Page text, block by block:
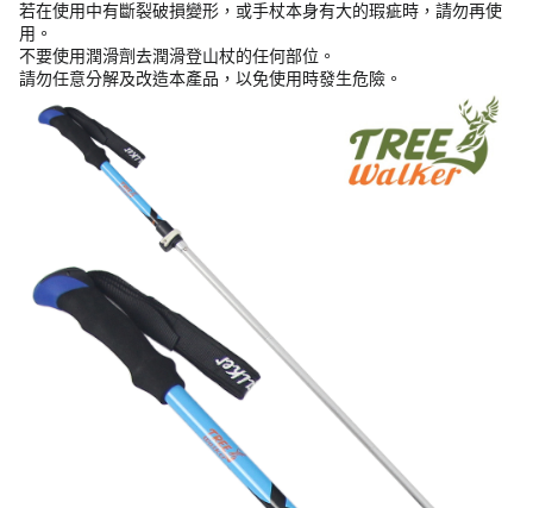
若在使用中有斷裂破損變形，或手杖本身有大的瑕疵時，請勿再使
用。
不要使用潤滑劑去潤滑登山杖的任何部位。
請勿任意分解及改造本產品，以免使用時發生危險。